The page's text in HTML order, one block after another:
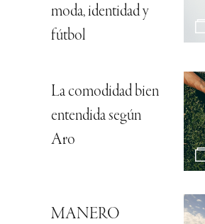
moda, identidad y
fútbol
La comodidad bien
entendida según
Aro
MANERO